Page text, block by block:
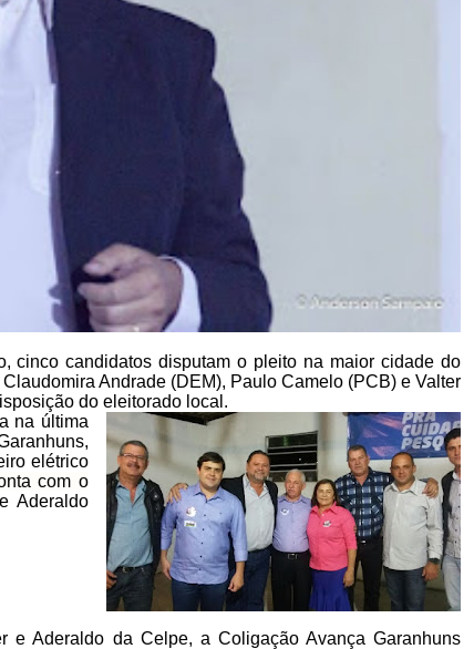
cinco candidatos disputam o pleito na maior cidade do
Andrade (DEM), Paulo Camelo (PCB) e Valter
do eleitorado local.
na última
elétrico
com o
Aderaldo
e Aderaldo da Celpe, a Coligação Avança Garanhuns